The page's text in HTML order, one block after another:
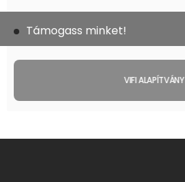
Támogass minket!
VIFI ALAPÍTVÁNY